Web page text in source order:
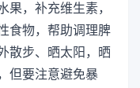
果，补充维生素，
食物，帮助调理脾
散步、晒太阳，晒
但要注意避免暴